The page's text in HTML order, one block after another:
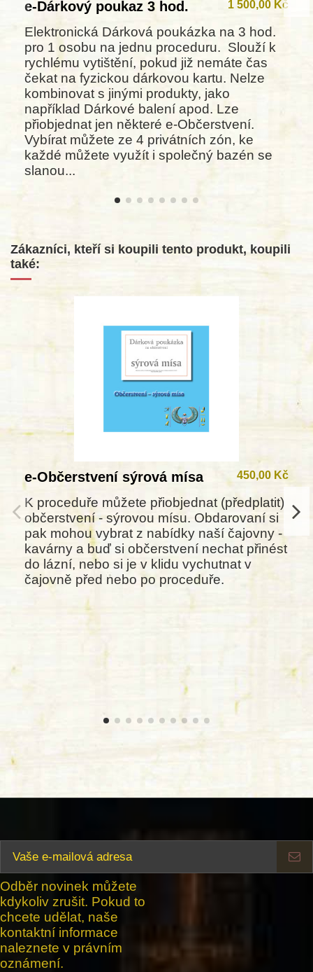
e-Dárkový poukaz 3 hod. 1 500,00 Kč
Elektronická Dárková poukázka na 3 hod.
pro 1 osobu na jednu proceduru. Slouží k
rychlému vytištění, pokud již nemáte čas
čekat na fyzickou dárkovou kartu. Nelze
kombinovat s jinými produkty, jako
například Dárkové balení apod. Lze
přiobjednat jen některé e-Občerstvení.
Vybírat můžete ze 4 privátních zón, ke
každé můžete využít i společný bazén se
slanou...
Zákazníci, kteří si koupili tento produkt, koupili
také:
e-Občerstvení sýrová mísa 450,00 Kč
K proceduře můžete přiobjednat (předplatit)
občerstvení - sýrovou mísu. Obdarovaní si
pak mohou vybrat z nabídky naší čajovny -
kavárny a buď si občerstvení nechat přinést
do lázní, nebo si je v klidu vychutnat v
čajovně před nebo po proceduře.
Odběr novinek můžete
kdykoliv zrušit. Pokud to
chcete udělat, naše
kontaktní informace
naleznete v právním
oznámení.